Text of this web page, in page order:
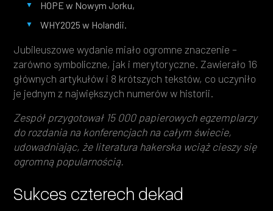
HOPE w Nowym Jorku,
WHY2025 w Holandii.
Jubileuszowe wydanie miało ogromne znaczenie –
zarówno symboliczne, jak i merytoryczne. Zawierało 16
głównych artykułów i 8 krótszych tekstów, co uczyniło
je jednym z największych numerów w historii.
Zespół przygotował 15 000 papierowych egzemplarzy
do rozdania na konferencjach na całym świecie,
udowadniając, że literatura hakerska wciąż cieszy się
ogromną popularnością.
Sukces czterech dekad